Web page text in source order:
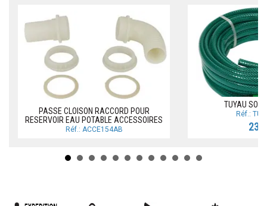
PASSE CLOISON RACCORD POUR
RESERVOIR EAU POTABLE ACCESSOIRES
Réf.: ACCE154AB
TUYAU
Réf.: